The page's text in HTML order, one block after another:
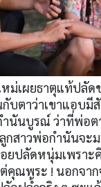
ม่เผยธาตุแท้ปลัด
กับตาว่าเขาแอบ
ำนันบูรณ์ ว่าที่พ่อต
ลูกสาวพ่อกำนันจะ
อยปลัดหนุ่มเพรา
คุณพระ ! นอกจา